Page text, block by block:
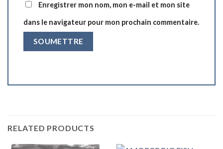
Enregistrer mon nom, mon e-mail et mon site
dans le navigateur pour mon prochain commentaire.
RELATED PRODUCTS